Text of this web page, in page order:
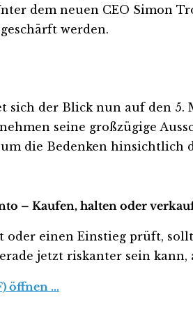
dem neuen CEO Simon
werden.
sich der Blick nun auf den 5.
seine großzügige
die Bedenken hinsichtlich
– Kaufen, halten oder
einen Einstieg prüft,
jetzt riskanter sein kann,
öffnen …